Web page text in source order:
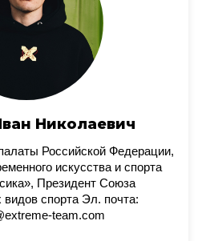
Николаевич
Российской Федерации,
искусства и спорта
Президент Союза
спорта Эл. почта:
team.com